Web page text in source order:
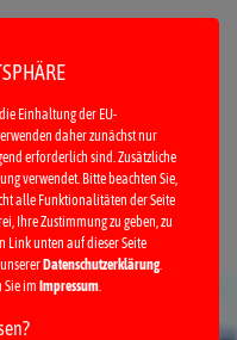
Einhaltung der EU-
daher zunächst nur
erforderlich sind. Zusätzliche
verwendet. Bitte beachten Sie,
alle Funktionalitäten der Seite
Ihre Zustimmung zu geben, zu
Link unten auf dieser Seite
Datenschutzerklärung.
Sie im Impressum.